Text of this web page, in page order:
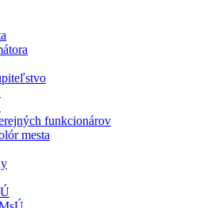
funkcionárov
mesta